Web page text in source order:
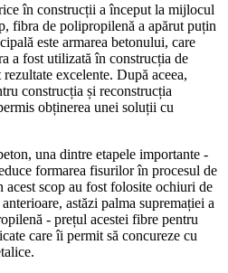
în construcții a început la mijlocul
fibra de polipropilenă a apărut puțin
este armarea betonului, care
a fost utilizată în construcția de
excelente. După aceea,
construcția și reconstrucția
obținerea unei soluții cu
una dintre etapele importante -
formarea fisurilor în procesul de
scop au fost folosite ochiuri de
astăzi palma supremației a
- prețul acestei fibre pentru
care îi permit să concureze cu